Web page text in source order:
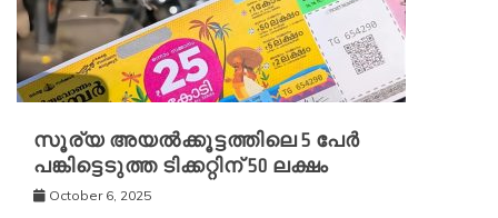
സൂര്യ അയൽക്കൂട്ടത്തിലെ 5 പേർ
പങ്കിട്ടെടുത്ത ടിക്കറ്റിന് 50 ലക്ഷം
October 6, 2025